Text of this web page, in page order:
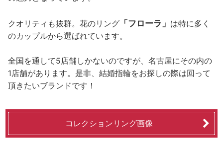
クオリティも抜群。花のリング 「フローラ」 は特に多く
のカップルから選ばれています。
全国を通して5店舗しかないのですが、名古屋にその内の
1店舗があります。是非、結婚指輪をお探しの際は回って
頂きたいブランドです！
コレクションリング画像